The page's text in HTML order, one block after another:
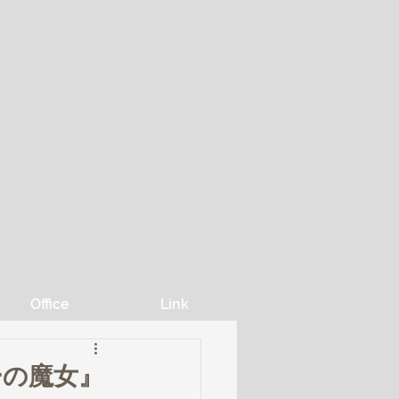
Office Link
魔女』